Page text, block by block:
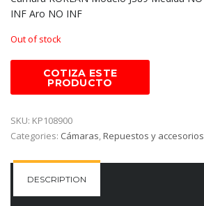
INF Aro NO INF
Out of stock
SKU: KP108900
Categories: Cámaras,Repuestos y accesorios
DESCRIPTION